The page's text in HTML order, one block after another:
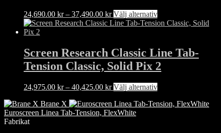
olika
alternativen
kan
på
produktsidan
24,690.00 kr – 37,490.00 krPrisintervall:
24,690.00 kr
Välj alternativDen
här
flera
varianter.
De
alternativen
kan
väljas
Screen Research Classic Line Tab-
Tension Classic, Solid Pix 2
24,975.00 kr – 40,425.00 krPrisintervall:
till
40,425.00 kr
Välj alternativDen
produkten
Brane X
Euroscreen Linea Tab-Tension, FlexWhite
Fabrikat